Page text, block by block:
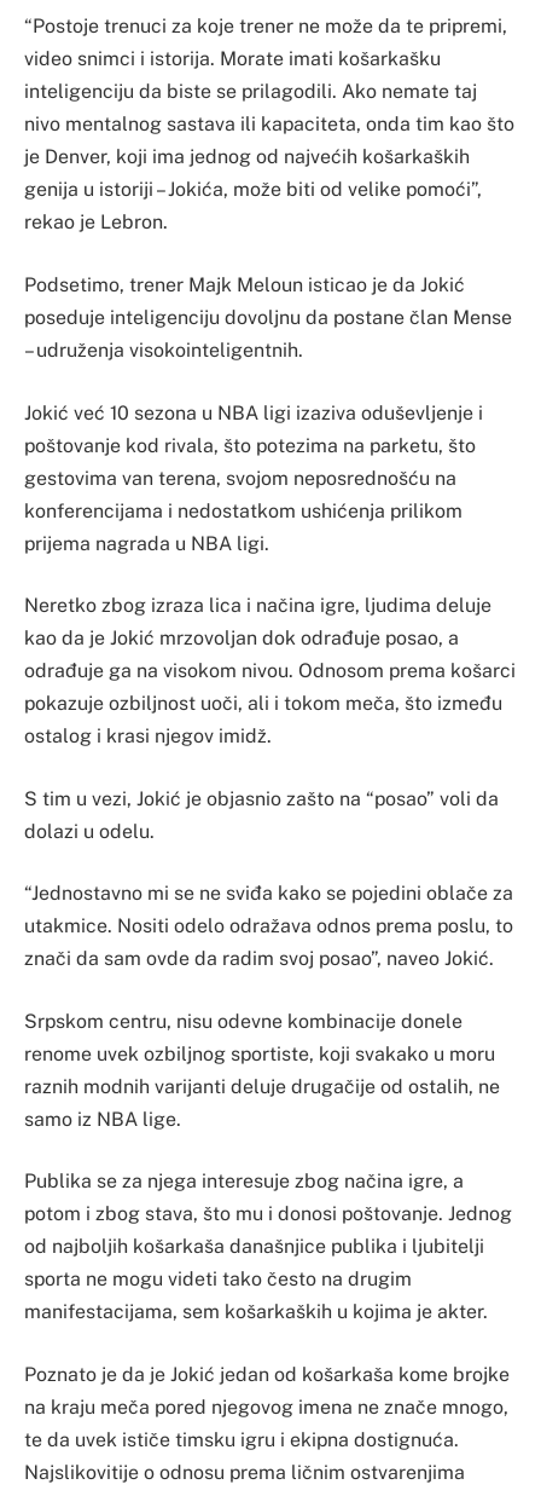
“Postoje trenuci za koje trener ne može da te pripremi,
video snimci i istorija. Morate imati košarkašku
inteligenciju da biste se prilagodili. Ako nemate taj
nivo mentalnog sastava ili kapaciteta, onda tim kao što
je Denver, koji ima jednog od najvećih košarkaških
genija u istoriji – Jokića, može biti od velike pomoći”,
rekao je Lebron.
Podsetimo, trener Majk Meloun isticao je da Jokić
poseduje inteligenciju dovoljnu da postane član Mense
– udruženja visokointeligentnih.
Jokić već 10 sezona u NBA ligi izaziva oduševljenje i
poštovanje kod rivala, što potezima na parketu, što
gestovima van terena, svojom neposrednošću na
konferencijama i nedostatkom ushićenja prilikom
prijema nagrada u NBA ligi.
Neretko zbog izraza lica i načina igre, ljudima deluje
kao da je Jokić mrzovoljan dok odrađuje posao, a
odrađuje ga na visokom nivou. Odnosom prema košarci
pokazuje ozbiljnost uoči, ali i tokom meča, što između
ostalog i krasi njegov imidž.
S tim u vezi, Jokić je objasnio zašto na “posao” voli da
dolazi u odelu.
“Jednostavno mi se ne sviđa kako se pojedini oblače za
utakmice. Nositi odelo odražava odnos prema poslu, to
znači da sam ovde da radim svoj posao”, naveo Jokić.
Srpskom centru, nisu odevne kombinacije donele
renome uvek ozbiljnog sportiste, koji svakako u moru
raznih modnih varijanti deluje drugačije od ostalih, ne
samo iz NBA lige.
Publika se za njega interesuje zbog načina igre, a
potom i zbog stava, što mu i donosi poštovanje. Jednog
od najboljih košarkaša današnjice publika i ljubitelji
sporta ne mogu videti tako često na drugim
manifestacijama, sem košarkaških u kojima je akter.
Poznato je da je Jokić jedan od košarkaša kome brojke
na kraju meča pored njegovog imena ne znače mnogo,
te da uvek ističe timsku igru i ekipna dostignuća.
Najslikovitije o odnosu prema ličnim ostvarenjima